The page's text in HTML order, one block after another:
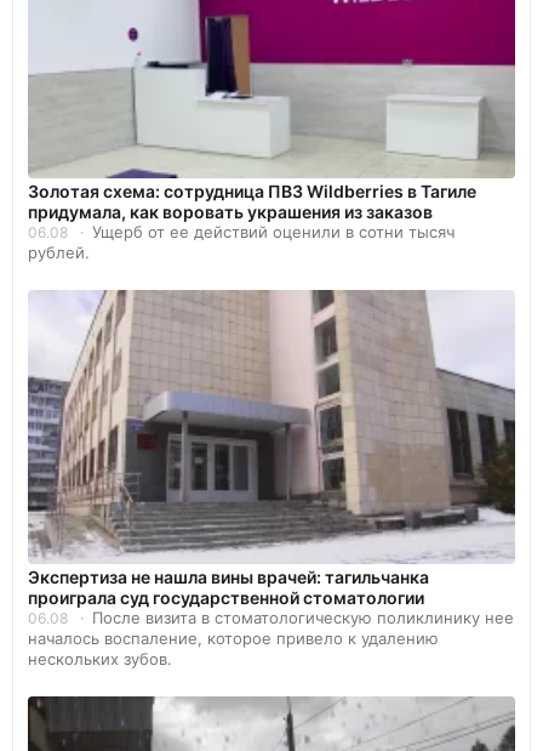
Золотая схема: сотрудница ПВЗ Wildberries в Тагиле
придумала, как воровать украшения из заказов
06.08
Ущерб от ее действий оценили в сотни тысяч
рублей.
Экспертиза не нашла вины врачей: тагильчанка
проиграла суд государственной стоматологии
06.08
После визита в стоматологическую поликлинику нее
началось воспаление, которое привело к удалению
нескольких зубов.